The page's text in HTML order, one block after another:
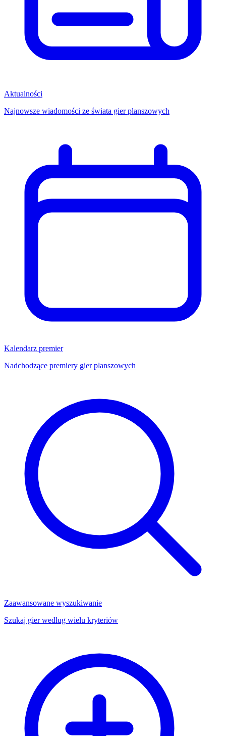
Aktualności
Najnowsze wiadomości ze świata gier planszowych
Kalendarz premier
Nadchodzące premiery gier planszowych
Zaawansowane wyszukiwanie
Szukaj gier według wielu kryteriów